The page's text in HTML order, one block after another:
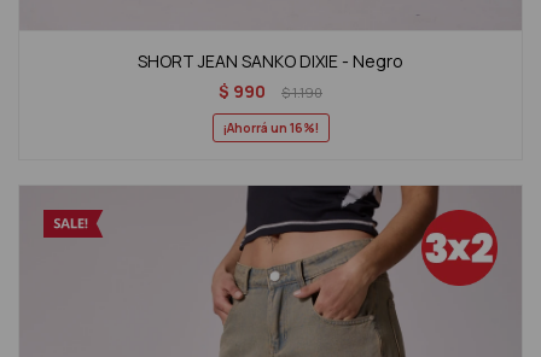
SHORT JEAN SANKO DIXIE - Negro
$ 990 $1.190
16